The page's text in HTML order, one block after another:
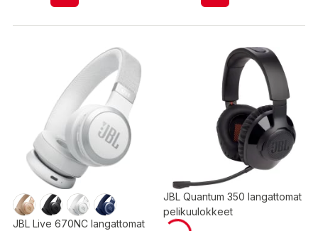
JBL Live 670NC langattomat
JBL Quantum 350 langattomat
pelikuulokkeet